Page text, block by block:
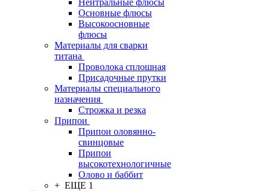
Нейтральные флюсы
Основные флюсы
Высокоосновные
флюсы
Материалы для сварки
титана
Проволока сплошная
Присадочные прутки
Материалы специального
назначения
Строжка и резка
Припои
Припои оловянно-
свинцовые
Припои
высокотехнологичные
Олово и баббит
+ ЕЩЕ 1